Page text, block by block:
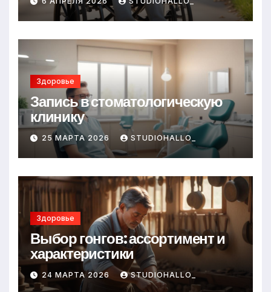
Здоровье
Запись в стоматологическую
клинику
25 МАРТА 2026 STUDIOHALLO_
Здоровье
Выбор гонгов: ассортимент и
характеристики
24 МАРТА 2026 STUDIOHALLO_